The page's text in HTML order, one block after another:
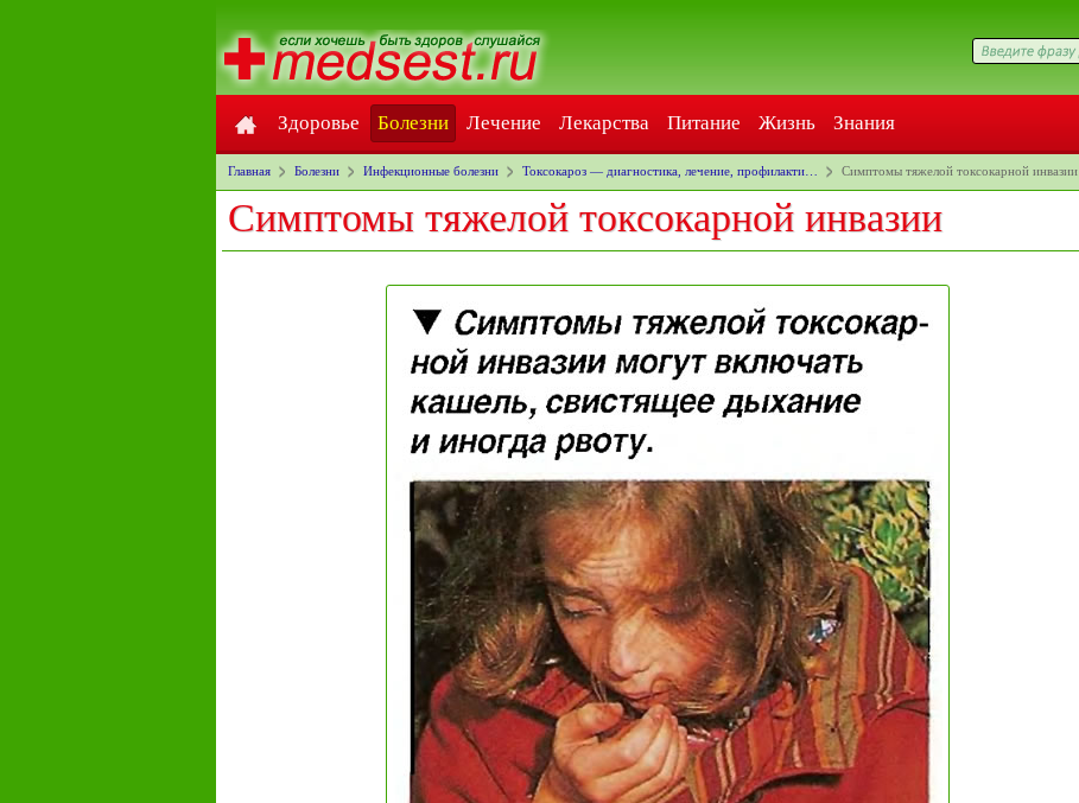
Здоровье Болезни Лечение Лекарства Питание Жизнь Знания
Главная Болезни Инфекционные болезни Токсокароз — диагностика, лечение, профилакти… Симптомы тяжелой токсокарной инвазии
Симптомы тяжелой токсокарной инвазии